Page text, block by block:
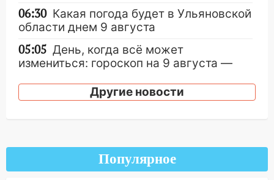
06:30 Какая погода будет в Ульяновской
области днем 9 августа
05:05 День, когда всё может
измениться: гороскоп на 9 августа —
упустить
В Ульяновске упавшее дерево
Другие новости
Популярное